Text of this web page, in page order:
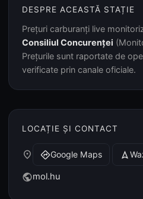
DESPRE ACEASTĂ STAȚIE
Prețuri carburanți live
Consiliul Concurenței
Prețurile sunt raportate de
verificate prin canale oficiale.
LOCAȚIE ȘI CONTACT
place directionsGoogle Maps navigation
publicmol.hu